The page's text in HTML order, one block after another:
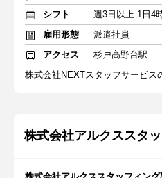
シフト
雇用形態
派遣社員
アクセス
杉戸高野台駅
株式会社NEXTスタッフサービス
株式会社アルクススタ